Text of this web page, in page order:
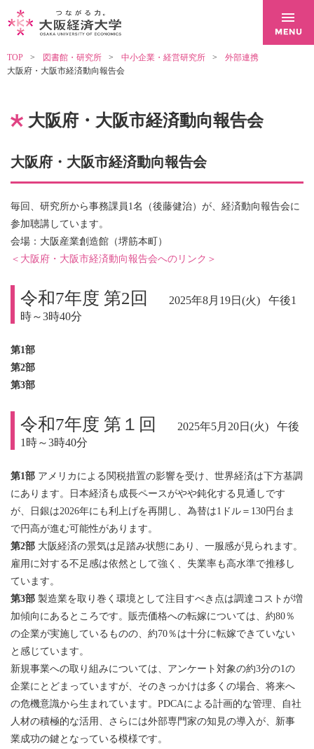
TOP 図書館・研究所 中小企業・経営研究所
外部連携
大阪府・大阪市経済動向報告会
大阪府・大阪市経済動向報告会
大阪府・大阪市経済動向報告会
毎回、研究所から事務課員1名（後藤健治）が、経済動向報告会に
参加聴講しています。
会場：大阪産業創造館（堺筋本町）
＜大阪府・大阪市経済動向報告会へのリンク＞
令和7年度 第2回
2025年8月19日(火) 午後1
時～3時40分
第1部
第2部
第3部
令和7年度 第１回
2025年5月20日(火) 午後
1時～3時40分
第1部 アメリカによる関税措置の影響を受け、世界経済は下方基調
にあります。日本経済も成長ペースがやや鈍化する見通しです
が、日銀は2026年にも利上げを再開し、為替は1ドル＝130円台ま
で円高が進む可能性があります。
第2部 大阪経済の景気は足踏み状態にあり、一服感が見られます。
雇用に対する不足感は依然として強く、失業率も高水準で推移し
ています。
第3部 製造業を取り巻く環境として注目すべき点は調達コストが増
加傾向にあるところです。販売価格への転嫁については、約80％
の企業が実施しているものの、約70％は十分に転嫁できていない
と感じています。
新規事業への取り組みについては、アンケート対象の約3分の1の
企業にとどまっていますが、そのきっかけは多くの場合、将来へ
の危機意識から生まれています。PDCAによる計画的な管理、自社
人材の積極的な活用、さらには外部専門家の知見の導入が、新事
業成功の鍵となっている模様です。